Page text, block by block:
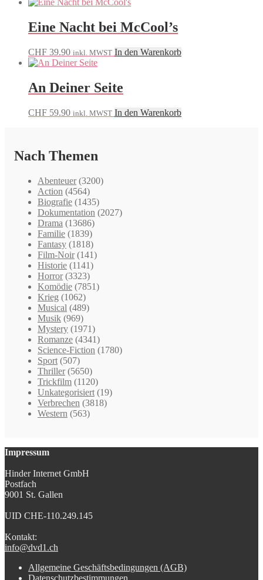
Eine Nacht bei McCool’s
CHF 39.90 inkl. MWST In den Warenkorb
An Deiner Seite
CHF 59.90 inkl. MWST In den Warenkorb
Nach Themen
Abenteuer (3200)
Action (4564)
Biografie (1435)
Dokumentation (2027)
Drama (13686)
Familie (1839)
Fantasy (1818)
Film-Noir (141)
Historie (1141)
Horror (3323)
Komödie (7851)
Krieg (1062)
Musical (489)
Musik (969)
Mystery (1971)
Romanze (4341)
Science-Fiction (1780)
Sport (507)
Thriller (5650)
Trickfilm (1120)
Unkategorisiert (19)
Verbrechen (3818)
Western (563)
Impressum
Hinder Internet GmbH
Postfach
9001 St. Gallen
UID CHE-110.249.145
Kontakt:
info@dvd1.ch
Allgemeine Geschäftsbedingungen (AGB)